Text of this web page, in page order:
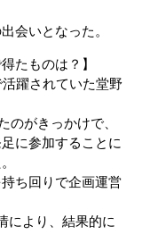
会いとなった。
たものは？】
躍されていた堂野
のがきっかけで、
に参加することに
ち回りで企画運営
により、結果的に